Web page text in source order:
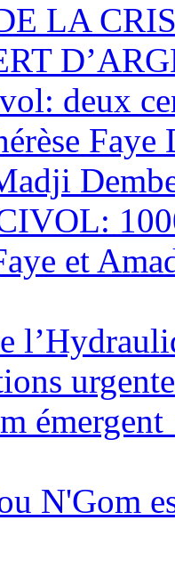
LA
deux
et
N'Gom